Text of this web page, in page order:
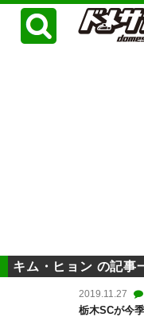
キム・ヒョン の記事
2019.11.27
栃木SCが今